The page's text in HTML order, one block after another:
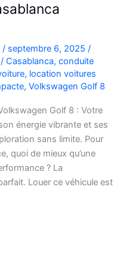
/ septembre 6, 2025 /
/ Casablanca, conduite
, location voitures
, Volkswagen Golf 8
Golf 8 : Votre
énergie vibrante et ses
sans limite. Pour
quoi de mieux qu’une
? La
Louer ce véhicule est